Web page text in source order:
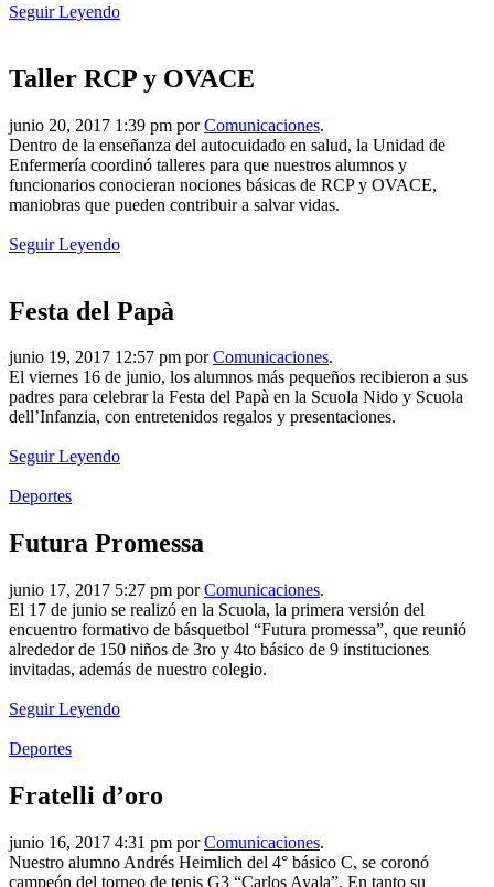
Seguir Leyendo
Taller RCP y OVACE
junio 20, 2017 1:39 pm porComunicaciones.
Dentro de la enseñanza del autocuidado en salud, la Unidad de
Enfermería coordinó talleres para que nuestros alumnos y
funcionarios conocieran nociones básicas de RCP y OVACE,
maniobras que pueden contribuir a salvar vidas.
Seguir Leyendo
Festa del Papà
junio 19, 2017 12:57 pm porComunicaciones.
El viernes 16 de junio, los alumnos más pequeños recibieron a sus
padres para celebrar la Festa del Papà en la Scuola Nido y Scuola
dell’Infanzia, con entretenidos regalos y presentaciones.
Seguir Leyendo
Deportes
Futura Promessa
junio 17, 2017 5:27 pm porComunicaciones.
El 17 de junio se realizó en la Scuola, la primera versión del
encuentro formativo de básquetbol “Futura promessa”, que reunió
alrededor de 150 niños de 3ro y 4to básico de 9 instituciones
invitadas, además de nuestro colegio.
Seguir Leyendo
Deportes
Fratelli d’oro
junio 16, 2017 4:31 pm porComunicaciones.
Nuestro alumno Andrés Heimlich del 4° básico C, se coronó
campeón del torneo de tenis G3 “Carlos Ayala”. En tanto su